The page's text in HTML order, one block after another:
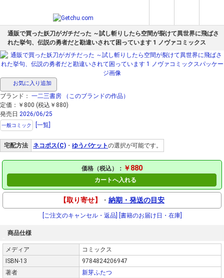
通販で買った妖刀がガチだった ～試し斬りしたら空間が裂けて異世界に飛ばさ
れた挙句、伝説の勇者だと勘違いされて困っています 1 ノヴァコミックス
お気に入り追加
ブランド： 一二三書房
（このブランドの作品）
定価：￥800 (税込￥880)
発売日 2026/06/25
一般コミック [一覧]
宅配方法 ネコポス(C) ・ ゆうパケットの選択が可能です。
価格（税込）： ￥880
カートへ入れる
【取り寄せ】 ・ 納期・発送の目安
[ご注文のキャンセル・返品] [書籍のお届け日・在庫]
商品仕様
メディア
コミックス
ISBN-13
9784824206947
著者
新芽ふたつ